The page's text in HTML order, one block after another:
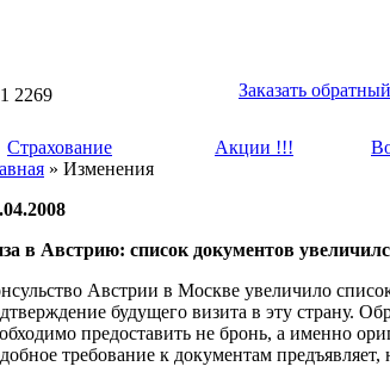
2269 Заказать
Страхование Акции !!!
» Изменения
в Австрию: список документов
Австрии в Москве увеличило
будущего визита в эту страну.
предоставить не бронь, а именно
требование к документам